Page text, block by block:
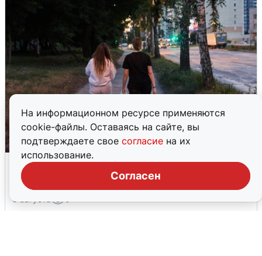
На информационном ресурсе применяются
cookie-файлы. Оставаясь на сайте, вы
подтверждаете свое согласие на их
использование.
Согласен
Опубликована карта отключений
воды в Воронеже
6 августа